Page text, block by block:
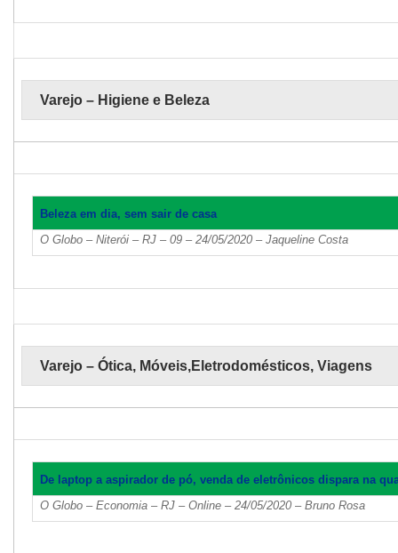
Varejo – Higiene e Beleza
Beleza em dia, sem sair de casa
O Globo – Niterói – RJ – 09 – 24/05/2020 – Jaqueline Costa
Varejo – Ótica, Móveis,Eletrodomésticos, Viagens
De laptop a aspirador de pó, venda de eletrônicos dispara na
O Globo – Economia – RJ – Online – 24/05/2020 – Bruno Rosa